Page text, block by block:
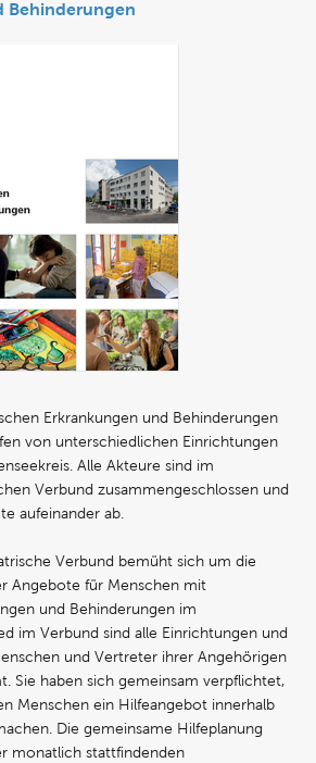
Behinderungen
Erkrankungen und Behinderungen
von unterschiedlichen Einrichtungen
Alle Akteure sind im
Verbund zusammengeschlossen und
aufeinander ab.
Verbund bemüht sich um die
Angebote für Menschen mit
und Behinderungen im
im Verbund sind alle Einrichtungen und
und Vertreter ihrer Angehörigen
Sie haben sich gemeinsam verpflichtet,
Menschen ein Hilfeangebot innerhalb
Die gemeinsame Hilfeplanung
monatlich stattfindenden